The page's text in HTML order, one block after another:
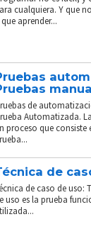
cualquiera. Y que
aprender...
de
Automatizada.
proceso que
de
de caso de uso:
uso es la prueba